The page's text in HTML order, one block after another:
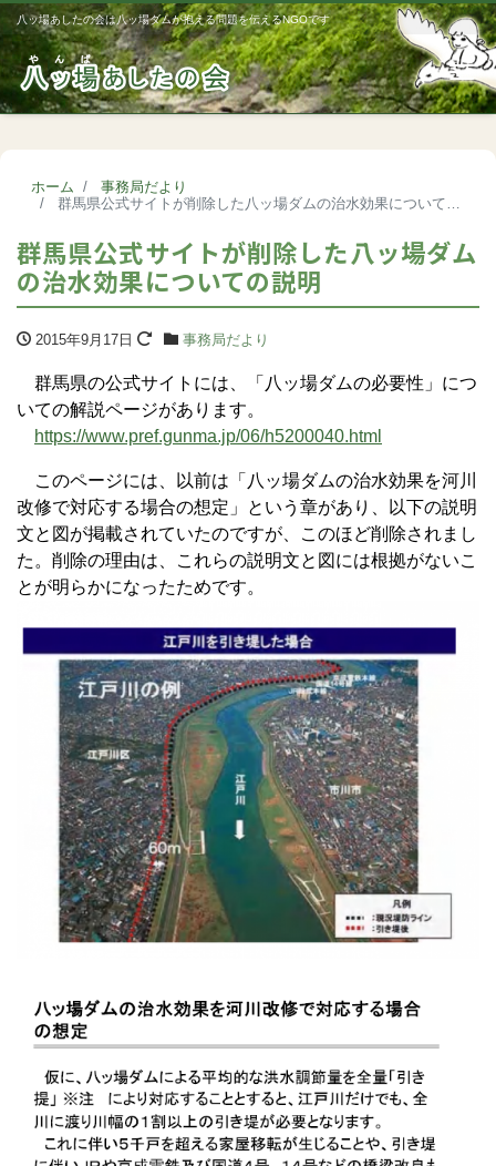
八ッ場あしたの会は八ッ場ダムが抱える問題を伝えるNGOです
ホーム
事務局だより
群馬県公式サイトが削除した八ッ場ダムの治水効果についての説明
群馬県公式サイトが削除した八ッ場ダム
の治水効果についての説明
2015年9月17日 事務局だより
群馬県の公式サイトには、「八ッ場ダムの必要性」につ
いての解説ページがあります。
https://www.pref.gunma.jp/06/h5200040.html
このページには、以前は「八ッ場ダムの治水効果を河川
改修で対応する場合の想定」という章があり、以下の説明
文と図が掲載されていたのですが、このほど削除されまし
た。削除の理由は、これらの説明文と図には根拠がないこ
とが明らかになったためです。